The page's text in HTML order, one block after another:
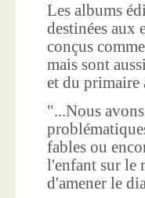
Les albums
destinées aux
conçus
mais sont
et du primaire
"...Nous
fables ou
l'enfant sur le
d'amener le